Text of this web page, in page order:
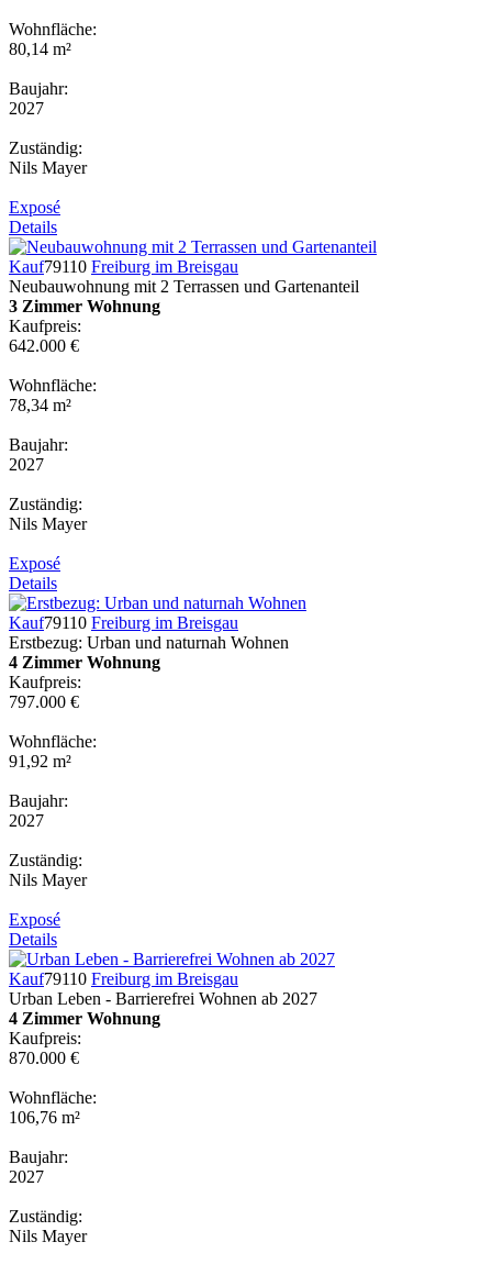
Wohnfläche:
80,14 m²
Baujahr:
2027
Zuständig:
Nils Mayer
Exposé
Details
Kauf79110 Freiburg im Breisgau
Neubauwohnung mit 2 Terrassen und Gartenanteil
3 Zimmer Wohnung
Kaufpreis:
642.000 €
Wohnfläche:
78,34 m²
Baujahr:
2027
Zuständig:
Nils Mayer
Exposé
Details
Kauf79110 Freiburg im Breisgau
Erstbezug: Urban und naturnah Wohnen
4 Zimmer Wohnung
Kaufpreis:
797.000 €
Wohnfläche:
91,92 m²
Baujahr:
2027
Zuständig:
Nils Mayer
Exposé
Details
Kauf79110 Freiburg im Breisgau
Urban Leben - Barrierefrei Wohnen ab 2027
4 Zimmer Wohnung
Kaufpreis:
870.000 €
Wohnfläche:
106,76 m²
Baujahr:
2027
Zuständig:
Nils Mayer